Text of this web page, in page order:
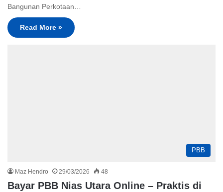
Bangunan Perkotaan…
Read More »
PBB
Maz Hendro 29/03/2026 48
Bayar PBB Nias Utara Online – Praktis di